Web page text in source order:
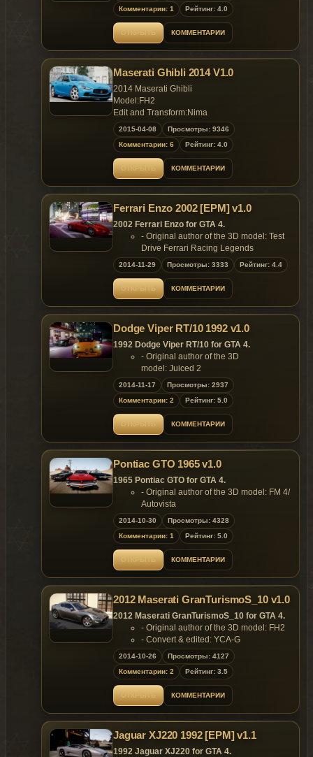
sentinel):
OPENIV\update\update.rpf\common\data
Комментарии: 1
Рейтинг: 4.0
КОММЕНТАРИИ
Maserati Ghibli 2014 V1.0
2014 Maserati Ghibli
Model:FH2
Edit and Transform:Nima
Rendering：Nima
Screenshot：Vsoreny，Eroitca
color1:Body
color2:Interior
color4:Wheel
thanks:AIGE,YSS323，Dr_CHANI,Big Bear ，
Martin_xpl，YCA-G，
RE,extrememodder191,Y97Y,MR VERSION
[YCA Zmodeler Group]
2015-04-08
Просмотры: 9346
Комментарии: 6
Рейтинг: 4.0
КОММЕНТАРИИ
Ferrari Enzo 2002 [EPM] v1.0
2002 Ferrari Enzo for GTA 4.
- Original author of the 3D model: Test
Drive Ferrari Racing Legends
- Converted & Edited by alex189
- Author Email: zulalex189@gmail.com
- Testing, Texture editing, Line Settings,
Advice, & Screenshots - outsid3r4
Features:
game;
- Support Paintjob & EPM.
Replaces: any car
2014-11-29 Просмотры: 3333 Рейтинг: 4.4
КОММЕНТАРИИ
Dodge Viper RT/10 1992 v1.0
1992 Dodge Viper RT/10 for GTA 4.
- Original author of the 3D
model: Juiced 2
- Converted & Edited by alex189
- Author Email: zulalex189@gmail.com
- Tire Set Textures & 3D model (Toyo
Proxes T1 Sport) - DesMan
- Testing, texture editing, line settings,
advice, & paintJobs - Outsid3r4
Features:
- Model support all features of the
game;
- Support Paintjob.
Replaces: any car
2014-11-17
Просмотры: 2937
Комментарии: 2
Рейтинг: 5.0
КОММЕНТАРИИ
Pontiac GTO 1965 v1.0
1965 Pontiac GTO for GTA 4.
- Original author of the 3D model: FM 4/
Autovista
- Converted & Edited by alex189
- Author Email: zulalex189@gmail.com
- Thanks to outsid3r4 for testing,
handling line, tire & plate texture &
screenshots.
Features:
- Model support all features of the
game;
- Support Paintjob.
Replaces: any car
2014-10-30
Просмотры: 4328
Комментарии: 1
Рейтинг: 5.0
КОММЕНТАРИИ
2012 Maserati GranTurismoS_10 v1.0
2012 Maserati GranTurismoS_10 for GTA 4.
- Original author of the 3D model: FH2
- Convert & edited: YCA-G
- Rendering:AIGE
- Screenshot:peerless情，Vsoreny
- Painting:Mr.guo
- Test:peerless
情,Vsoreny,Mr.guo,Alex,AIGE,DB
- Thank:AIGE,YSS323,
Dr_CHANI.peerless情.Martin_xpl,Angel
Wings,Ray,extrememodder191,Vsoreny
- Data: peerless情
2014-10-26
Просмотры: 4127
Комментарии: 2
Рейтинг: 3.5
КОММЕНТАРИИ
Jaguar XJ220 1992 [EPM] v1.1
1992 Jaguar XJ220 for GTA 4.